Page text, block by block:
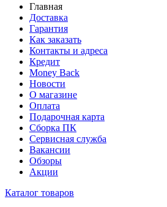
Главная
Доставка
Гарантия
Как заказать
Контакты и адреса
Кредит
Money Back
Новости
О магазине
Оплата
Подарочная карта
Сборка ПК
Сервисная служба
Вакансии
Обзоры
Акции
Каталог товаров